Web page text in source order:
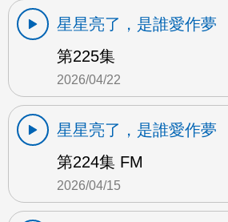
星星亮了，是誰愛作夢
第225集
2026/04/22
星星亮了，是誰愛作夢
第224集 FM
2026/04/15